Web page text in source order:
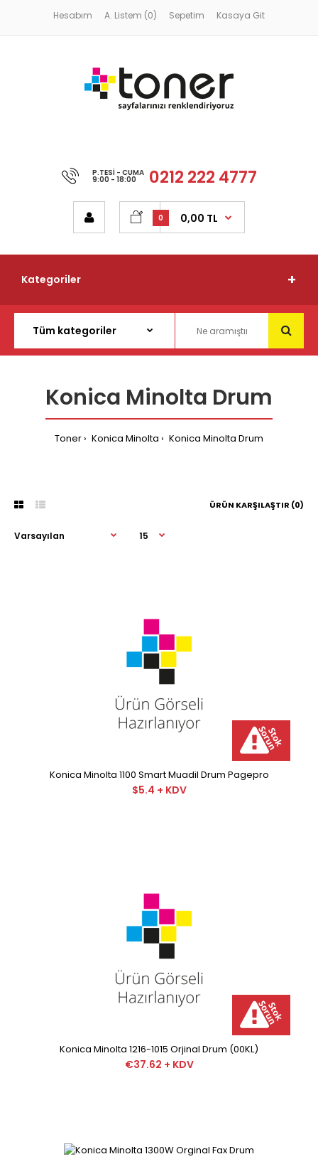
Hesabım A. Listem (0) Sepetim Kasaya Git
P.TESI - CUMA
9:00 - 18:00 0212 222 4777
0 0,00 TL
Kategoriler
Konica Minolta Drum
Toner Konica Minolta Konica Minolta Drum
ÜRÜN KARŞILAŞTIR (0)
Konica Minolta 1100 Smart Muadil Drum Pagepro
Minolta Smart Muadil Drum PageproMinolta Smart
Muadil Drum smart markasının fabrikal..
Konica Minolta 1100 Smart Muadil Drum Pagepro
$5.4 + KDV
Konica Minolta 1216-1015 Orjinal Drum (00KL)
€37.62 + KDV